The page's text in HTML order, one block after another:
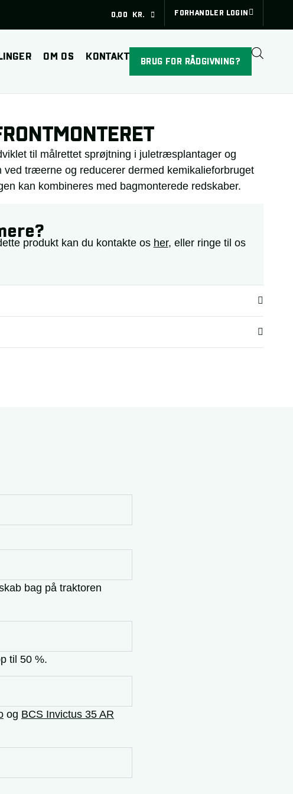
0,00 KR. FORHANDLER LOGIN
OM OS KONTAKT BRUG FOR RÅDGIVNING?
til målrettet sprøjtning i juletræsplantager og
træerne og reducerer dermed kemikalieforbruget
kan kombineres med bagmonterede redskaber.
produkt kan du kontakte os her, eller ringe til os
bag på traktoren
til 50 %.
og BCS Invictus 35 AR